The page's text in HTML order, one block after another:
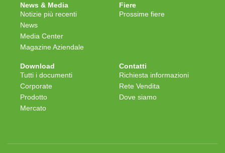
News & Media
Notizie più recenti
News
Media Center
Magazine Aziendale
Fiere
Prossime fiere
Download
Tutti i documenti
Corporate
Prodotto
Mercato
Contatti
Richiesta informazioni
Rete Vendita
Dove siamo